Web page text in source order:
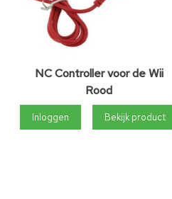
NC Controller voor de Wii
Rood
Inloggen Bekijk product